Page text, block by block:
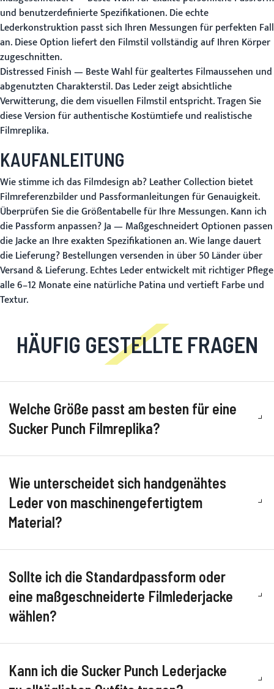
und benutzerdefinierte Spezifikationen. Die echte
Lederkonstruktion passt sich Ihren Messungen für perfekten Fall
an. Diese Option liefert den Filmstil vollständig auf Ihren Körper
zugeschnitten.
Distressed Finish— Beste Wahl für gealtertes Filmaussehen und
abgenutzten Charakterstil. Das Leder zeigt absichtliche
Verwitterung, die dem visuellen Filmstil entspricht. Tragen Sie
diese Version für authentische Kostümtiefe und realistische
Filmreplika.
KAUFANLEITUNG
Wie stimme ich das Filmdesign ab?Leather Collection bietet
Filmreferenzbilder und Passformanleitungen für Genauigkeit.
Überprüfen Sie dieGrößentabellefür Ihre Messungen.Kann ich
die Passform anpassen?Ja — MaßgeschneidertOptionen passen
die Jacke an Ihre exakten Spezifikationen an.Wie lange dauert
die Lieferung?Bestellungen versenden in über 50 Länder über
Versand & Lieferung. Echtes Leder entwickelt mit richtiger Pflege
alle 6–12 Monate eine natürliche Patina und vertieft Farbe und
Textur.
HÄUFIG GESTELLTE FRAGEN
Welche Größe passt am besten für eine
Sucker Punch Filmreplika?
Wie unterscheidet sich handgenähtes
Leder von maschinengefertigtem
Material?
Sollte ich die Standardpassform oder
eine maßgeschneiderte Filmlederjacke
wählen?
Kann ich die Sucker Punch Lederjacke